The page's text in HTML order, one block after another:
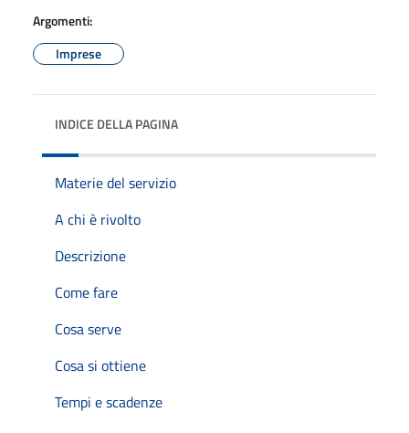
Argomenti:
Imprese
INDICE DELLA PAGINA
Materie del servizio
A chi è rivolto
Descrizione
Come fare
Cosa serve
Cosa si ottiene
Tempi e scadenze